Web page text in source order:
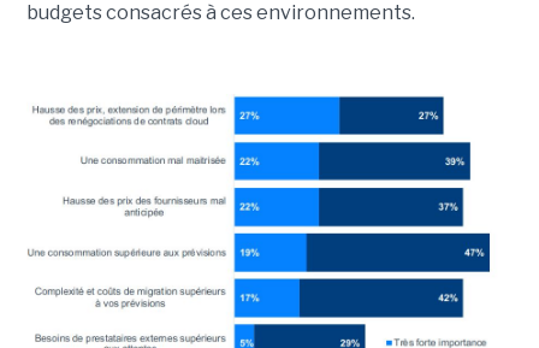
budgets consacrés à ces environnements.